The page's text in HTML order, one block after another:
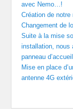
avec Nemo…!
Création de notre
Changement de
Suite à la mise
installation, nous
panneau
Mise en place
antenne 4G